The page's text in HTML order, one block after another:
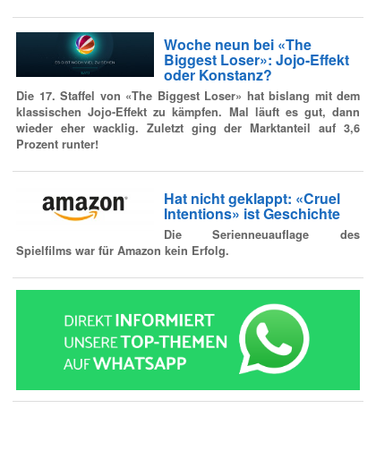
Woche neun bei «The
Biggest Loser»: Jojo-Effekt
oder Konstanz?
Die 17. Staffel von «The Biggest Loser» hat bislang mit dem
klassischen Jojo-Effekt zu kämpfen. Mal läuft es gut, dann
wieder eher wacklig. Zuletzt ging der Marktanteil auf 3,6
Prozent runter!
Hat nicht geklappt: «Cruel
Intentions» ist Geschichte
Die Serienneuauflage des
Spielfilms war für Amazon kein Erfolg.